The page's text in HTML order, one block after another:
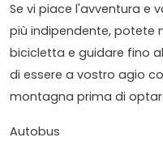
Se vi piace l'avventura e
più indipendente, potete
bicicletta e guidare fino
di essere a vostro agio
montagna prima di
Autobus